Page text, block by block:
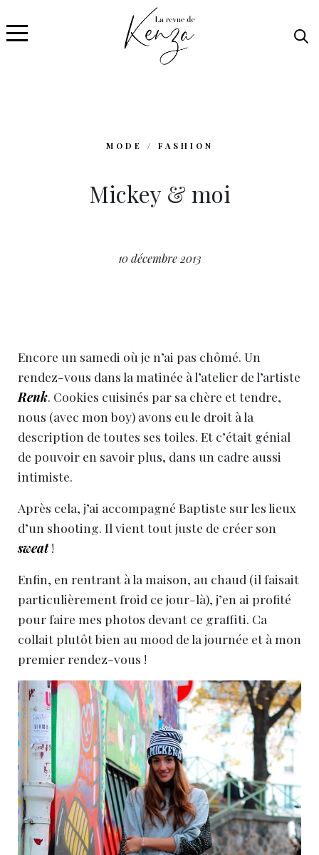
MODE / FASHION
Mickey & moi
10 décembre 2013
Encore un samedi où je n’ai pas chômé. Un
rendez-vous dans la matinée à l’atelier de l’artiste
Renk. Cookies cuisinés par sa chère et tendre,
nous (avec mon boy) avons eu le droit à la
description de toutes ses toiles. Et c’était génial
de pouvoir en savoir plus, dans un cadre aussi
intimiste.
Après cela, j’ai accompagné Baptiste sur les lieux
d’un shooting. Il vient tout juste de créer son
sweat !
Enfin, en rentrant à la maison, au chaud (il faisait
particulièrement froid ce jour-là), j’en ai profité
pour faire mes photos devant ce graffiti. Ca
collait plutôt bien au mood de la journée et à mon
premier rendez-vous !